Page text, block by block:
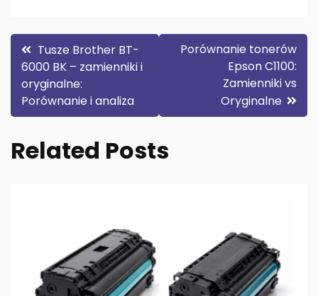
Nawigacja
wpisu
Tusze Brother BT-
6000 BK – zamienniki i
oryginalne:
Porównanie i analiza
Porównanie tonerów
Epson C1100:
Zamienniki vs
Oryginalne
Related Posts